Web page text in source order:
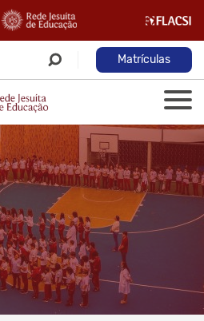
Matrículas